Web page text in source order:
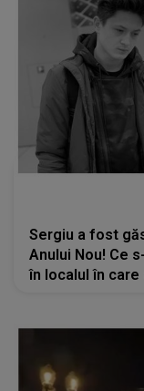
Sergiu a fost
Anului Nou! Ce
în localul în care